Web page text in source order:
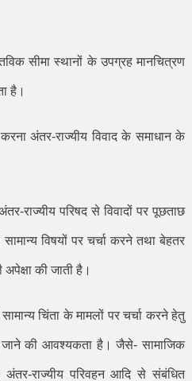
सीमा स्थानों के उपग्रह मानचित्रण
है।
करना अंतर-राज्यीय विवाद के समाधान के
राज्यीय परिषद से विवादों पर पूछताछ
विषयों पर चर्चा करने तथा बेहतर
की जाती है।
चिंता के मामलों पर चर्चा करने हेतु
जाने की आवश्यकता है। जैसे- सामाजिक
अंतर-राज्यीय परिवहन आदि से संबंधित